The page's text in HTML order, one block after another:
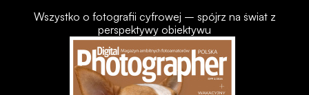
Wszystko o fotografii cyfrowej – spójrz na świat z
perspektywy obiektywu